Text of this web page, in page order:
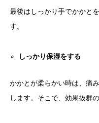
最後はしっかり手でかかと
す。
しっかり保湿をする
かかとが柔らかい時は、痛
します。そこで、効果抜群